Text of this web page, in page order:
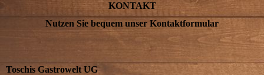
KONTAKT
Nutzen Sie bequem unser Kontakt­formular
Toschis Gastrowelt UG